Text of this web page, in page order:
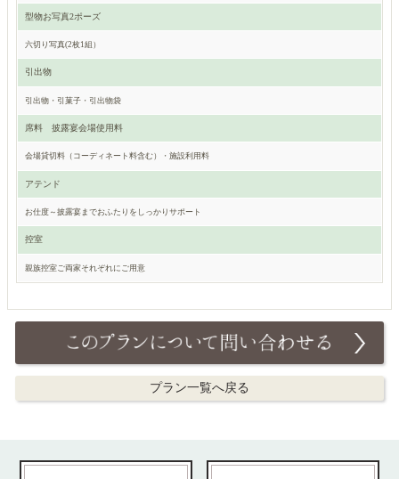
型物お写真2ポーズ
六切り写真(2枚1組）
引出物
引出物・引菓子・引出物袋
席料 披露宴会場使用料
会場貸切料（コーディネート料含む）・施設利用料
アテンド
お仕度～披露宴までおふたりをしっかりサポート
控室
親族控室ご両家それぞれにご用意
プラン一覧へ戻る